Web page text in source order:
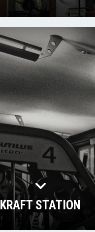
KRAFT STATION